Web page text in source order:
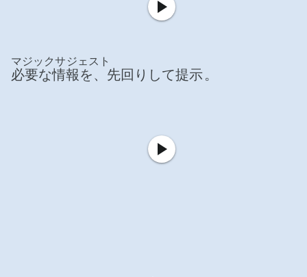
マジックサジェスト
必要な情報を、先回りして提示。